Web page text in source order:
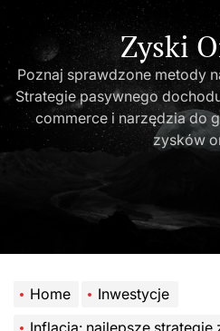
to
content
Zyski
Poznaj sprawdzone metody
Strategie pasywnego
commerce i narzędzia do
zysków
Home
Inwestycje